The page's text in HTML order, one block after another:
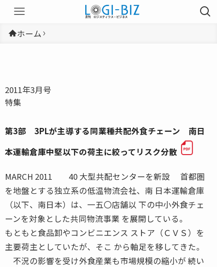
ホーム
2011年3月号
特集
第3部 3PLが主導する同業種共配外食チェーン 南日
本運輸倉庫中堅以下の荷主に絞ってリスク分散
MARCH 2011 40 大型共配センターを新設 首都圏
を地盤とする独立系の低温物流会社、南 日本運輸倉庫
（以下、南日本）は、一五〇店舗以 下の中小外食チェ
ーンを対象とした共同物流事業 を展開している。
もともと食品卸やコンビニエンス ストア（ＣＶＳ）を
主要荷主としていたが、そこ から軸足を移してきた。
不況の影響を受け外食産業も市場規模の縮小が 続い